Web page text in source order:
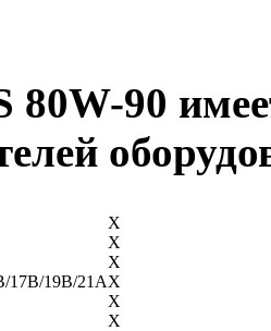
80W-90
X
X
X
17B/19B/21AX
X
X